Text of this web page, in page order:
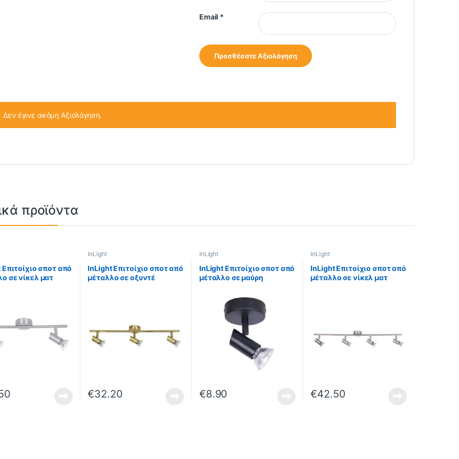
Email *
Δεν έγινε ακόμη Αξιολόγηση.
προϊόντα
σποτ από
σε νίκελ ματ
InLight
InLight Επιτοίχιο σποτ από
μέταλλο σε οξυντέ
€32.20
InLight
InLight Επιτοίχιο σποτ από
μέταλλο σε μαύρη
(9077-1Φ-Μαύρο)
€8.90
InLight
InLight Επιτοίχιο σποτ από
μέταλλο σε νίκελ ματ
€42.50